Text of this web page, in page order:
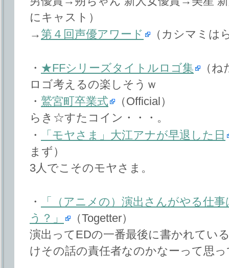
にキャスト）
→第４回声優アワード （カシマミは
・ ★FFシリーズタイトルロゴ集
（
ロゴ考えるの楽しそうｗ
・ 鷲宮町卒業式
（Official）
らき☆すたコイン・・・。
・
「モヤさま」大江アナが早退した日
まず）
3人でこそのモヤさま。
・
「（アニメの）演出さんがやる仕
う？」
（Togetter）
演出ってEDの一番最後に書かれてい
けその話の責任者なのかなーって思